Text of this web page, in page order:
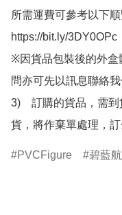
所需運費可參考以下順
https://bit.ly/3DY0OPc
※因貨品包裝後的外盒
問亦可先以訊息聯絡
3)　訂購的貨品，需
貨，將作棄單處理，
PVCFigure 碧藍